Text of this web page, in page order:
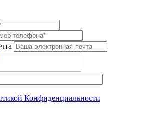
Конфиденциальности